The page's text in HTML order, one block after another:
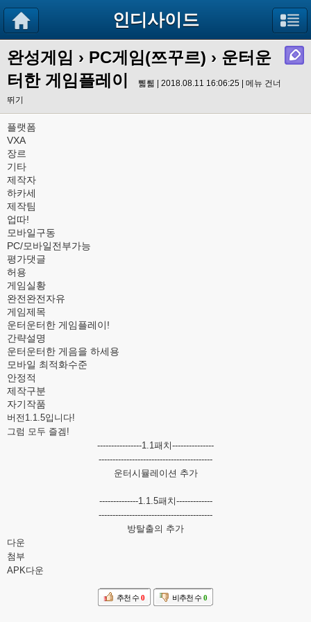
인디사이드
완성게임 › PC게임(쯔꾸르) › 운터운
터한 게임플레이
쀏뤫 | 2018.08.11 16:06:25 | 메뉴 건너
뛰기
플랫폼
VXA
장르
기타
제작자
하카세
제작팀
업따!
모바일구동
PC/모바일전부가능
평가댓글
허용
게임실황
완전완전자유
게임제목
운터운터한 게임플레이!
간략설명
운터운터한 게음을 하세용
모바일 최적화수준
안정적
제작구분
자기작품
버전1.1.5입니다!
그럼 모두 즐겜!
----------------1.1패치---------------
-----------------------------------------
운터시뮬레이션 추가
--------------1.1.5패치-------------
-----------------------------------------
방탈출의 추가
다운
첨부
APK다운
추천 수 0 비추천 수 0